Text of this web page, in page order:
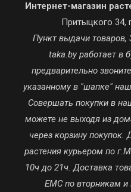
Интернет-магазин
Притыцкого 34,
Пункт выдачи
taka.by работает в
предварительно
указанному в "шапке"
Совершать покупки в
можете не выходя из
через корзину
растения курьером по
10ч до 21ч. Доставка
ЕМС по вторникам и